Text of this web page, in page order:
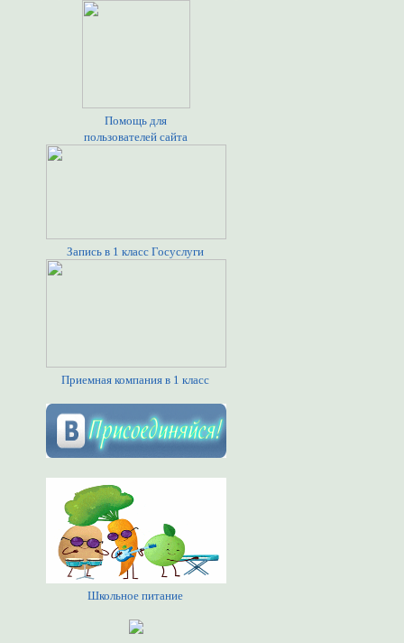
Помощь для
пользователей сайта
Запись в 1 класс Госуслуги
Приемная компания в 1 класс
Школьное питание